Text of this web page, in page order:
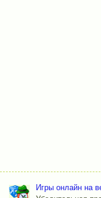
Игры онлайн на